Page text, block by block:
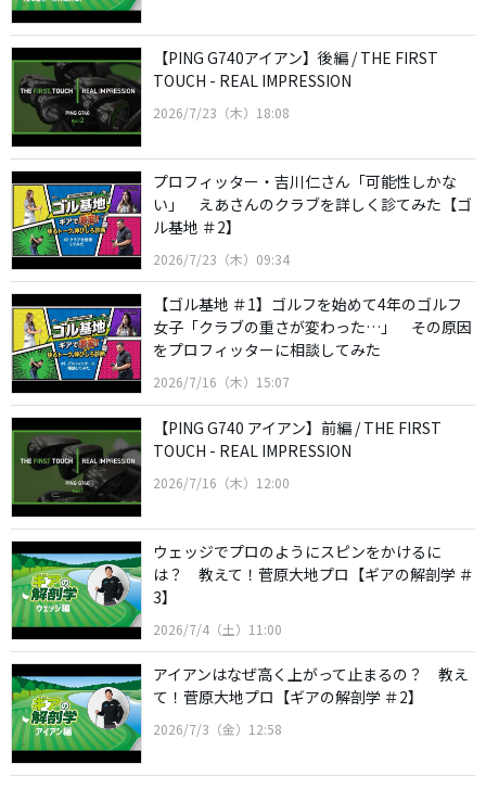
【PING G740アイアン】後編 / THE FIRST
TOUCH - REAL IMPRESSION
2026/7/23（木）18:08
プロフィッター・吉川仁さん「可能性しかな
い」 えあさんのクラブを詳しく診てみた【ゴ
ル基地 ＃2】
2026/7/23（木）09:34
【ゴル基地 ＃1】ゴルフを始めて4年のゴルフ
女子「クラブの重さが変わった…」 その原因
をプロフィッターに相談してみた
2026/7/16（木）15:07
【PING G740 アイアン】前編 / THE FIRST
TOUCH - REAL IMPRESSION
2026/7/16（木）12:00
ウェッジでプロのようにスピンをかけるに
は？ 教えて！菅原大地プロ【ギアの解剖学 ＃
3】
2026/7/4（土）11:00
アイアンはなぜ高く上がって止まるの？ 教え
て！菅原大地プロ【ギアの解剖学 ＃2】
2026/7/3（金）12:58